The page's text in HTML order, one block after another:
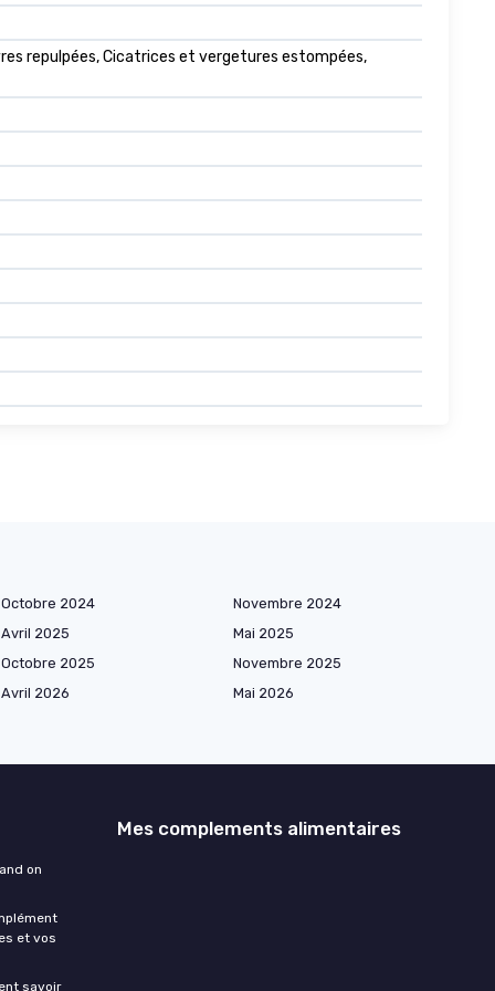
repulpées, Cicatrices et vergetures estompées,
Octobre 2024
Novembre 2024
Avril 2025
Mai 2025
Octobre 2025
Novembre 2025
Avril 2026
Mai 2026
on
et vos
savoir
Mes complements alimentaires